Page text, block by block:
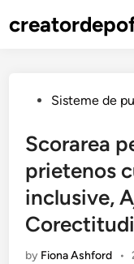
to
PostedSisteme de
Scorarea
prietenos
inclusive,
by Fiona Ashford •